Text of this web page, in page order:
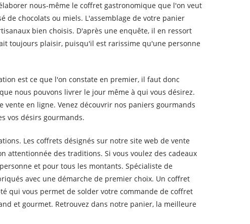
nous-même le coffret gastronomique que l'on veut
de chocolats ou miels. L'assemblage de votre panier
bien choisis. D'après une enquête, il en ressort
toujours plaisir, puisqu'il est rarissime qu'une personne
est ce que l'on constate en premier, il faut donc
nous pouvons livrer le jour même à qui vous désirez.
en ligne. Venez découvrir nos paniers gourmands
vos désirs gourmands.
Les coffrets désignés sur notre site web de vente
des traditions. Si vous voulez des cadeaux
et pour tous les montants. Spécialiste de
avec une démarche de premier choix. Un coffret
qui vous permet de solder votre commande de coffret
et gourmet. Retrouvez dans notre panier, la meilleure